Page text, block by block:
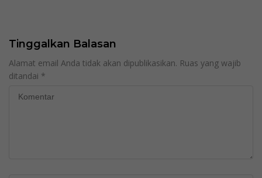
Tinggalkan Balasan
Alamat email Anda tidak akan dipublikasikan. Ruas yang wajib
ditandai *